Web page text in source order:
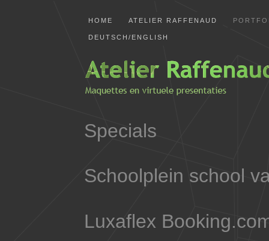
HOME ATELIER RAFFENAUD
DEUTSCH/ENGLISH
Specials
Schoolplein school
Luxaflex